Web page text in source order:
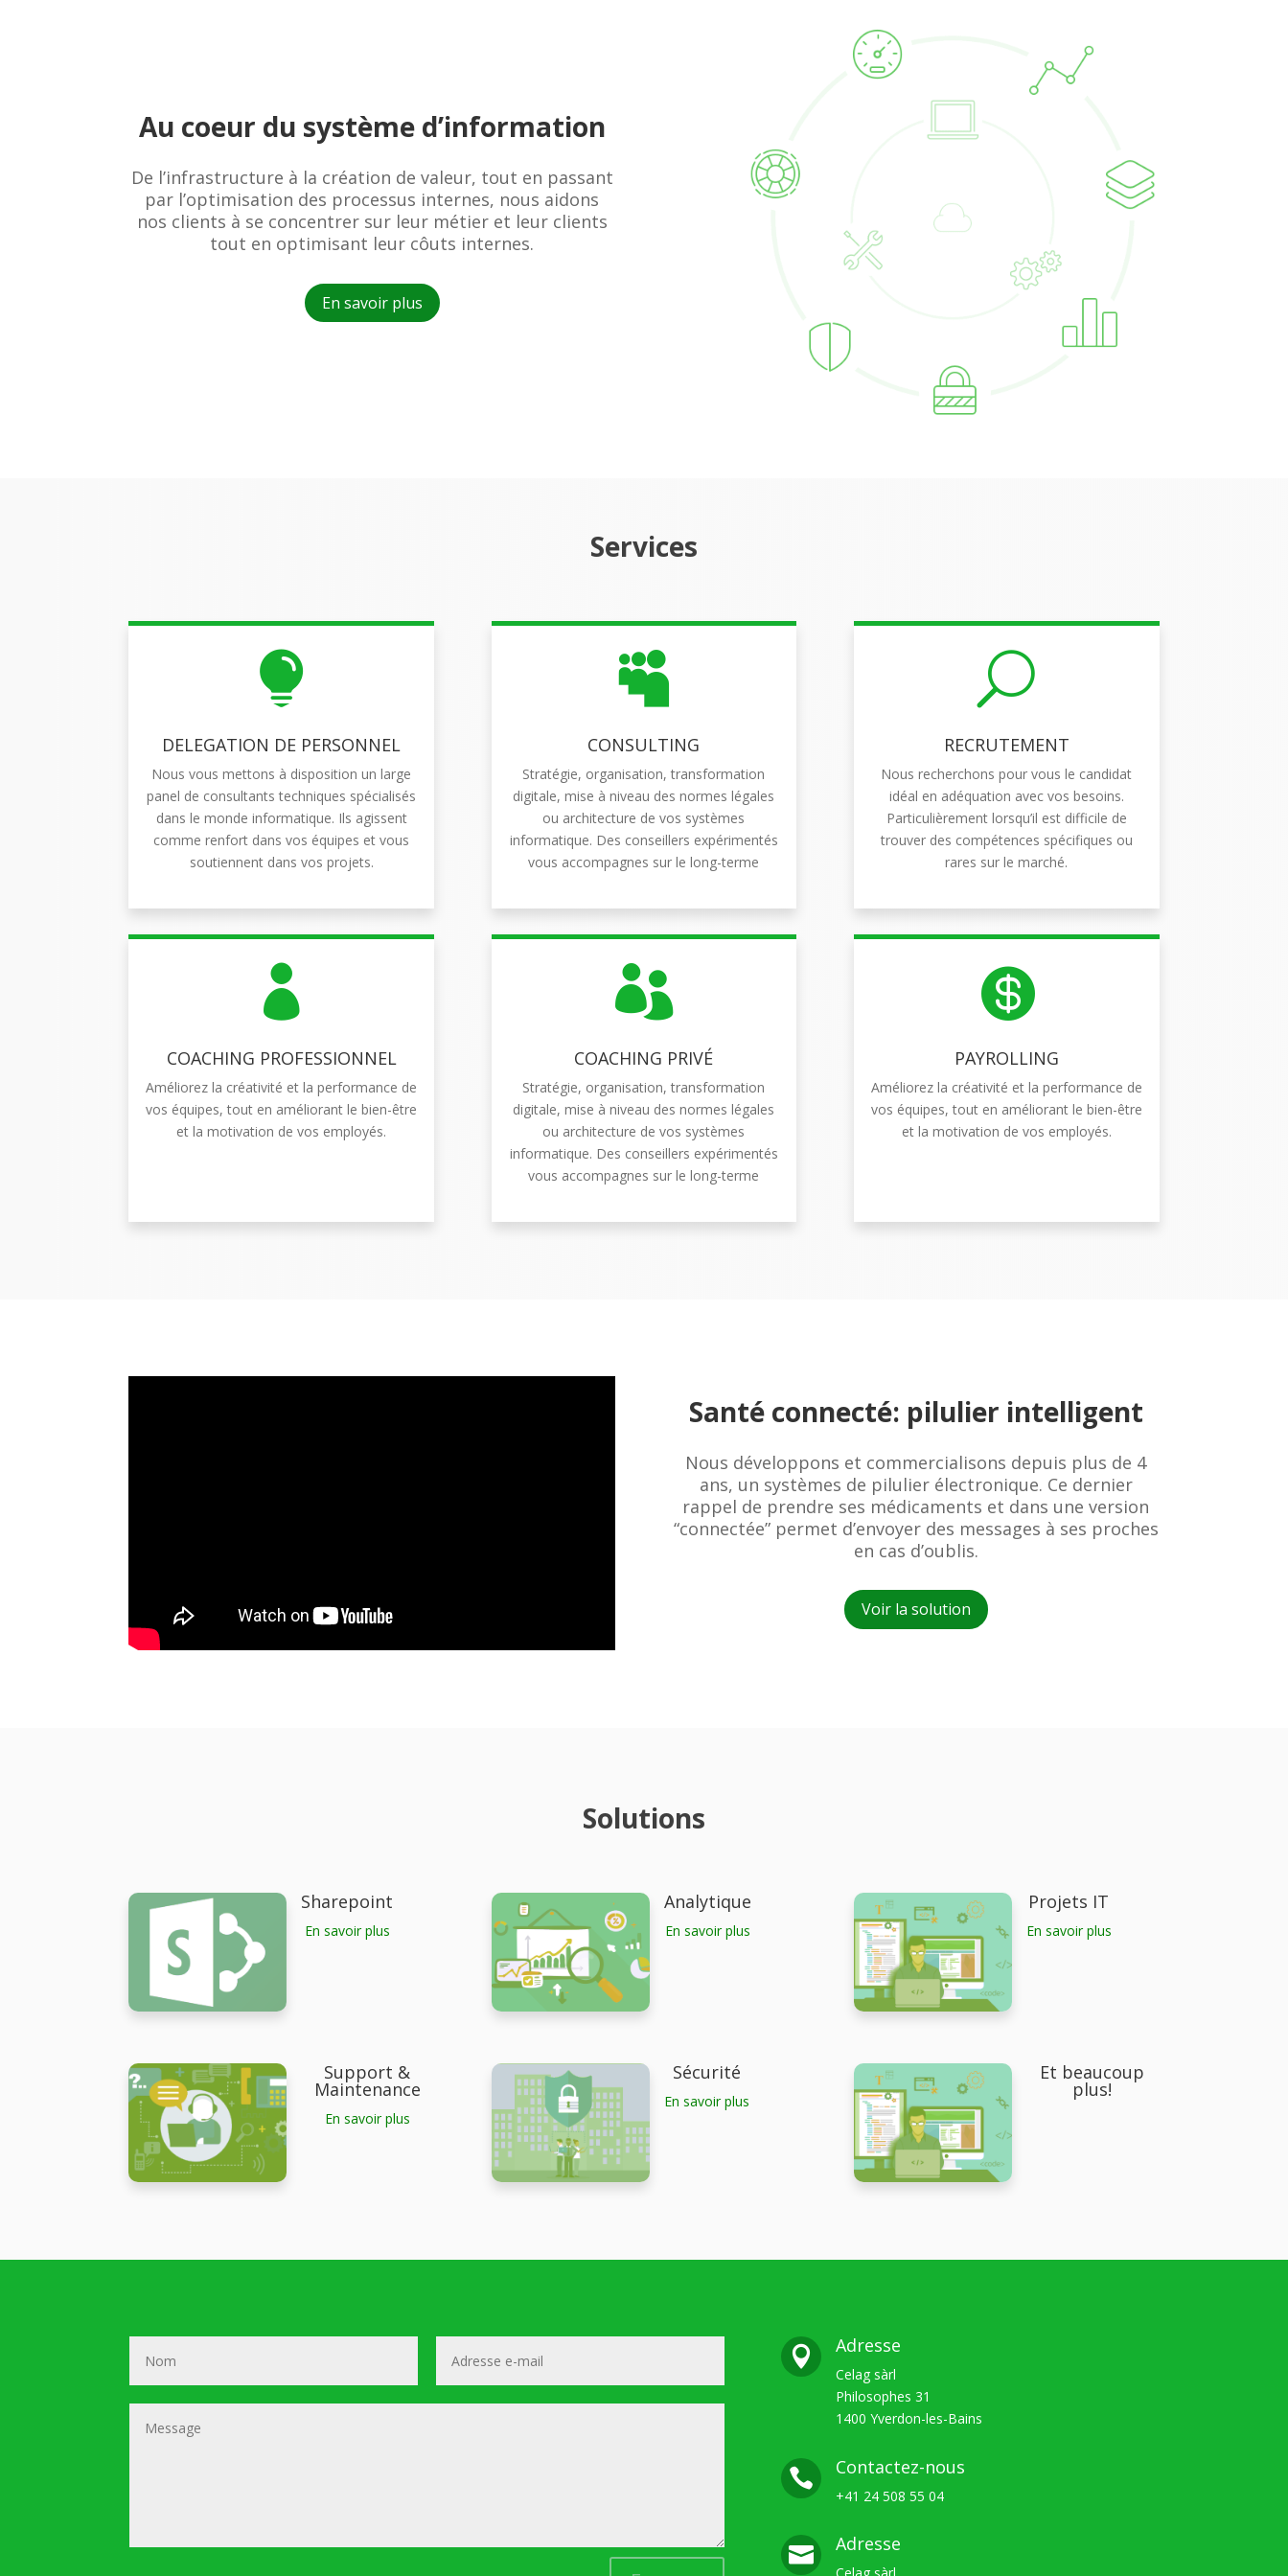
Au coeur du système d’information
De l’infrastructure à la création de valeur, tout en passant
par l’optimisation des processus internes, nous aidons
nos clients à se concentrer sur leur métier et leur clients
tout en optimisant leur côuts internes.
En savoir plus
Services

DELEGATION DE PERSONNEL
Nous vous mettons à disposition un large
panel de consultants techniques spécialisés
dans le monde informatique. Ils agissent
comme renfort dans vos équipes et vous
soutiennent dans vos projets.

CONSULTING
Stratégie, organisation, transformation
digitale, mise à niveau des normes légales
ou architecture de vos systèmes
informatique. Des conseillers expérimentés
vous accompagnes sur le long-terme
U
RECRUTEMENT
Nous recherchons pour vous le candidat
idéal en adéquation avec vos besoins.
Particulièrement lorsqu’il est difficile de
trouver des compétences spécifiques ou
rares sur le marché.

COACHING PROFESSIONNEL
Améliorez la créativité et la performance de
vos équipes, tout en améliorant le bien-être
et la motivation de vos employés.

COACHING PRIVÉ
Stratégie, organisation, transformation
digitale, mise à niveau des normes légales
ou architecture de vos systèmes
informatique. Des conseillers expérimentés
vous accompagnes sur le long-terme

PAYROLLING
Améliorez la créativité et la performance de
vos équipes, tout en améliorant le bien-être
et la motivation de vos employés.
Santé connecté: pilulier intelligent
Nous développons et commercialisons depuis plus de 4
ans, un systèmes de pilulier électronique. Ce dernier
rappel de prendre ses médicaments et dans une version
“connectée” permet d’envoyer des messages à ses proches
en cas d’oublis.
Voir la solution
Solutions
Sharepoint
En savoir plus
Analytique
En savoir plus
Projets IT
En savoir plus
Support &
Maintenance
En savoir plus
Sécurité
En savoir plus
Et beaucoup
plus!
 Adresse
Celag sàrl
Philosophes 31
1400 Yverdon-les-Bains
 Contactez-nous
+41 24 508 55 04
 Adresse